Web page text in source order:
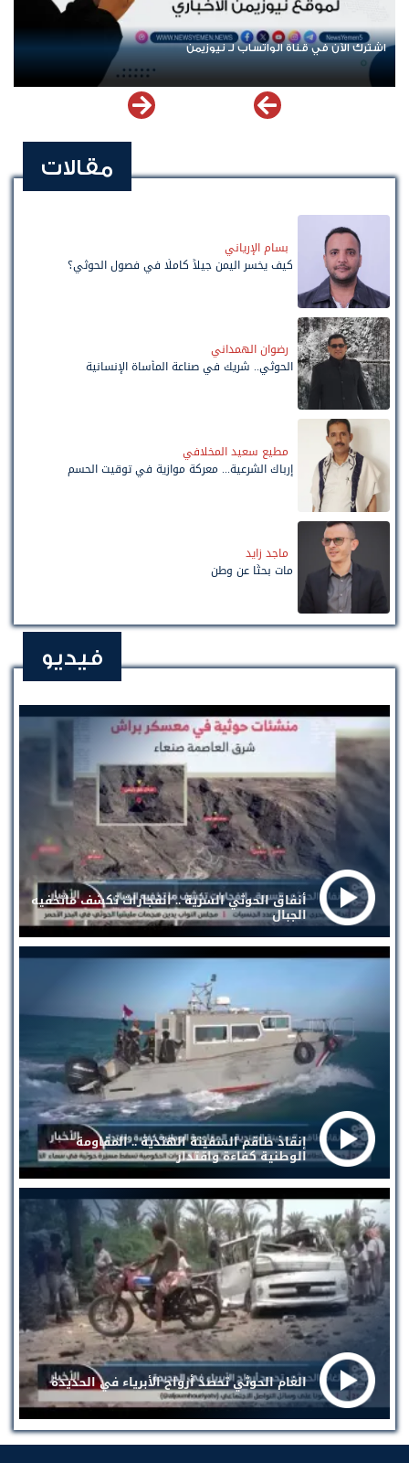
اشترك الآن في قناة الواتساب لـ نيوزيمن
مقالات
بسام الإرياني
كيف يخسر اليمن جيلاً كاملًا في فصول الحوثي؟
رضوان الهمداني
الحوثي.. شريك في صناعة المأساة الإنسانية
مطيع سعيد المخلافي
إرباك الشرعية... معركة موازية في توقيت الحسم
ماجد زايد
مات بحثًا عن وطن
فيديو
أنفاق الحوثي السرية .. انفجارات تكشف ماتخفيه
الجبال
إنقاذ طاقم السفينة الهندية .. المقاومة
الوطنية كفاءة واقتدار
الغام الحوثي تحصد أرواح الأبرياء في الحديدة